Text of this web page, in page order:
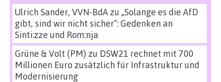
Ulrich Sander, VVN-BdAzu „Solange es die AfD
gibt, sind wir nicht sicher“: Gedenken an
Sinti:zze und Rom:nja
Grüne & Volt (PM) zu DSW21 rechnet mit 700
Millionen Euro zusätzlich für Infrastruktur und
Modernisierung